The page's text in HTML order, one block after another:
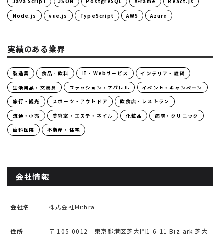
Node.js vue.js TypeScript AWS Azure
実績のある業界
製造業 食品・飲料 IT・Webサービス インテリア・雑貨
生活用品・文房具 ファッション・アパレル イベント・キャンペーン
旅行・観光 スポーツ・アウトドア 飲食店・レストラン
流通・小売 美容室・エステ・ネイル 化粧品 病院・クリニック
歯科医院 不動産・住宅
会社情報
会社名 株式会社Mithra
住所
〒 105-0012 東京都港区芝大門1-6-11 Biz-ark 芝大